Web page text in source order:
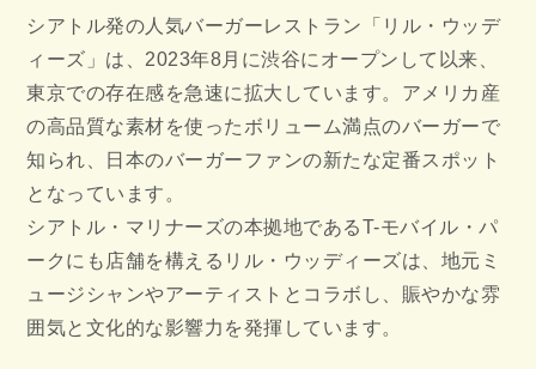
シアトル発の人気バーガーレストラン「リル・ウッデ
ィーズ」は、2023年8月に渋谷にオープンして以来、
東京での存在感を急速に拡大しています。アメリカ産
の高品質な素材を使ったボリューム満点のバーガーで
知られ、日本のバーガーファンの新たな定番スポット
となっています。
シアトル・マリナーズの本拠地であるT-モバイル・パ
ークにも店舗を構えるリル・ウッディーズは、地元ミ
ュージシャンやアーティストとコラボし、賑やかな雰
囲気と文化的な影響力を発揮しています。